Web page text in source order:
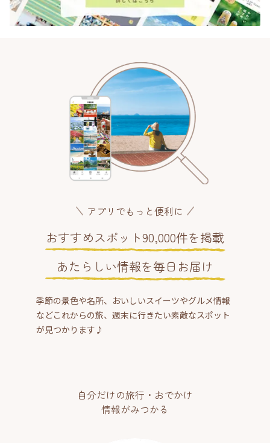
アプリでもっと便利に
おすすめスポット90,000件を掲載
あたらしい情報を毎日お届け
季節の景色や名所、おいしいスイーツやグルメ情報
などこれからの旅、週末に行きたい素敵なスポット
が見つかります♪
自分だけの旅行・おでかけ
情報がみつかる